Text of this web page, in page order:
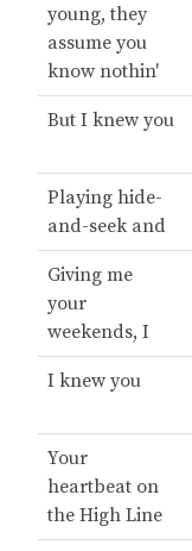
young, they
assume you
know nothin'
But I knew you
Playing hide-
and-seek and
Giving me
your
weekends, I
I knew you
Your
heartbeat on
the High Line